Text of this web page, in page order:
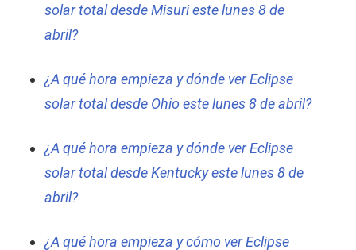
solar total desde Misuri este lunes 8 de
abril?
¿A qué hora empieza y dónde ver Eclipse
solar total desde Ohio este lunes 8 de abril?
¿A qué hora empieza y dónde ver Eclipse
solar total desde Kentucky este lunes 8 de
abril?
¿A qué hora empieza y cómo ver Eclipse